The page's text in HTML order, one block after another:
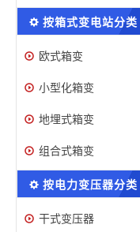
按箱式变电站分类
欧式箱变
小型化箱变
地埋式箱变
组合式箱变
按电力变压器分类
干式变压器